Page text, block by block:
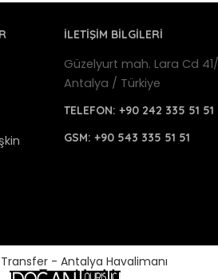
İLETİŞİM BİLGİLERİ
Güzelyurt mah. Lara Cd
Antalya / Türkiye
TELEFON:+90 242 335 51 51
GSM:+90 543 335 51 51
- Antalya Havalimanı